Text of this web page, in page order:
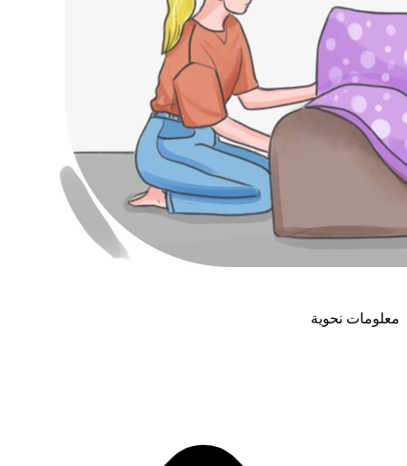
معلومات نحوية